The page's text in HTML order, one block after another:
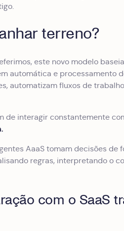
terreno?
este novo modelo
automática e processamento
automatizam fluxos de
de interagir constantemente
AaaS tomam decisões de
regras, interpretando o
com o SaaS